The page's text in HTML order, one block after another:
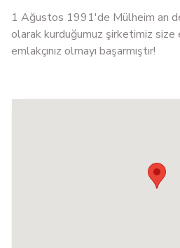
1 Ağustos 1991'de Mülheim an
olarak kurduğumuz şirketimiz size
emlakçınız olmayı başarmıştır!